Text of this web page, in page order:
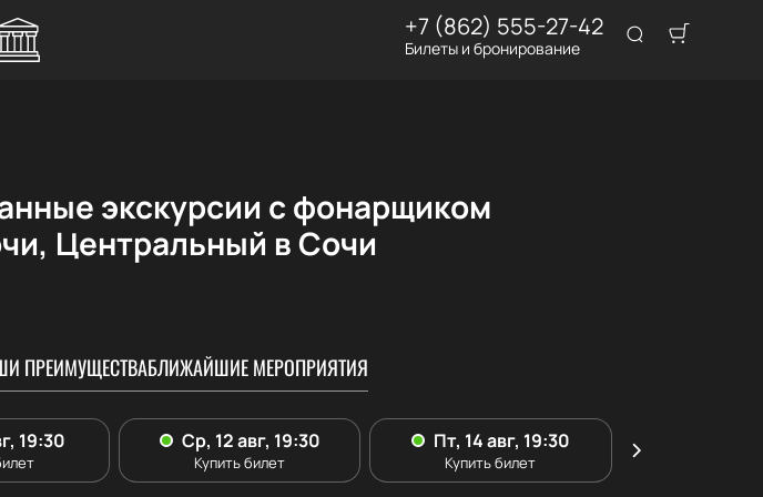
+7 (862) 555-27-42
Билеты и бронирование
экскурсии с фонарщиком
Центральный в Сочи
ПРЕИМУЩЕСТВАБЛИЖАЙШИЕ МЕРОПРИЯТИЯ